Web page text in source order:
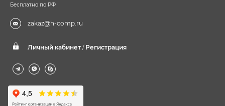
Бесплатно по РФ
zakaz@h-comp.ru
Личный кабинет / Регистрация